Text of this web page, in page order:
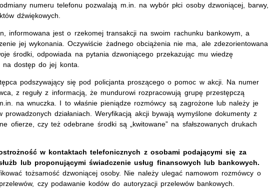
numeru telefonu pozwalają m.in. na wybór płci osoby dzwoniącej, barwy,
dźwiękowych.
informowana jest o rzekomej transakcji na swoim rachunku bankowym, a
jej wykonania. Oczywiście żadnego obciążenia nie ma, ale zdezorientowana
środki, odpowiada na pytania dzwoniącego przekazując mu wiedzę
dostęp do jej konta.
podszywający się pod policjanta proszącego o pomoc w akcji. Na numer
z reguły z informacją, że mundurowi rozpracowują grupę przestępczą
na wnuczka. I to właśnie pieniądze rozmówcy są zagrożone lub należy je
prowadzonych działaniach. Weryfikacją akcji bywają wymyślone dokumenty z
ofierze, czy też odebrane środki są „kwitowane” na sfałszowanych drukach
w kontaktach telefonicznych z osobami podającymi się za
lub proponującymi świadczenie usług finansowych lub bankowych.
tożsamość dzwoniącej osoby. Nie należy ulegać namowom rozmówcy o
czy podawanie kodów do autoryzacji przelewów bankowych.